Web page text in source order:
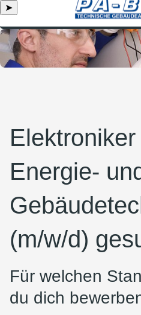
➤
Energie-
(m/w/d)
Für welchen
du dich